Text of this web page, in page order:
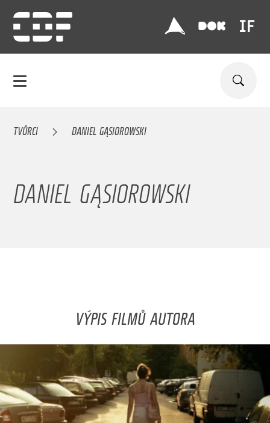
TVŮRCI DANIEL GĄSIOROWSKI
DANIEL GĄSIOROWSKI
VÝPIS FILMŮ AUTORA